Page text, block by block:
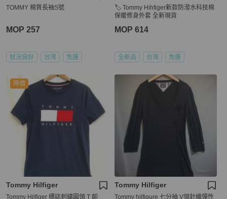
TOMMY 棉質長袖S號
MOP 257
狀況良好 台灣 免運
🏷️ Tommy Hihfiger新款防潑水科技棉
保暖修身外套 全新現貨
MOP 614
全新品 台灣 免運
降價
Tommy Hilfiger
Tommy Hilfiger 標誌刺繡圓領 T 卹
Tommy Hilfiger
Tommy hilfigure 七分袖 V領針織彈性